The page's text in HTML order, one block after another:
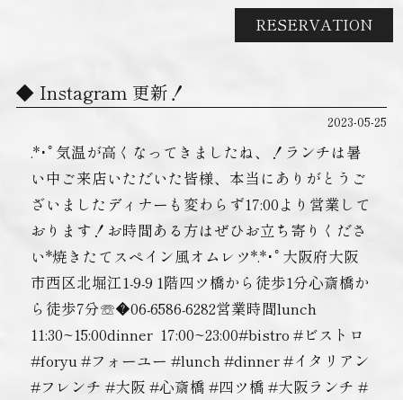
RESERVATION
Instagram 更新！
2023-05-25
.*･ﾟ気温が高くなってきましたね、！ランチは暑
い中ご来店いただいた皆様、本当にありがとうご
ざいましたディナーも変わらず17:00より営業して
おります！お時間ある方はぜひお立ち寄りくださ
い*焼きたてスペイン風オムレツ*.*･ﾟ大阪府大阪
市西区北堀江1-9-9 1階四ツ橋から徒歩1分心斎橋か
ら徒歩7分☏�06-6586-6282営業時間lunch ︎
11:30~15:00dinner ︎ 17:00~23:00#bistro #ビストロ
#foryu #フォーユー #lunch #dinner #イタリアン
#フレンチ #大阪 #心斎橋 #四ツ橋 #大阪ランチ #